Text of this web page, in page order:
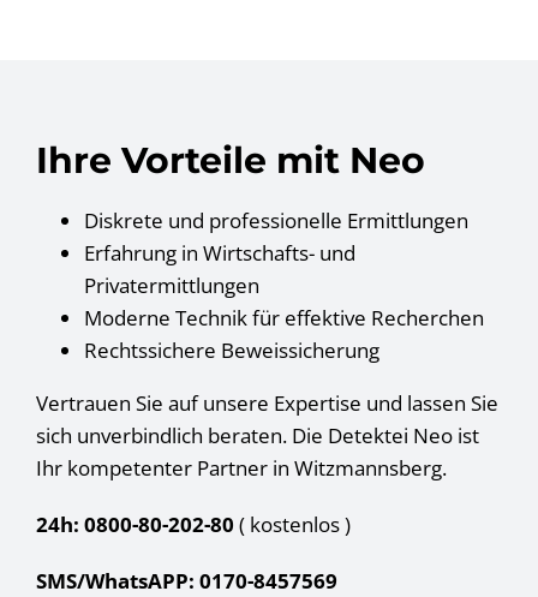
Ihre Vorteile mit Neo
Diskrete und professionelle Ermittlungen
Erfahrung in Wirtschafts- und
Privatermittlungen
Moderne Technik für effektive Recherchen
Rechtssichere Beweissicherung
Vertrauen Sie auf unsere Expertise und lassen Sie
sich unverbindlich beraten. Die Detektei Neo ist
Ihr kompetenter Partner in Witzmannsberg.
24h: 0800-80-202-80 ( kostenlos)
SMS/WhatsAPP: 0170-8457569